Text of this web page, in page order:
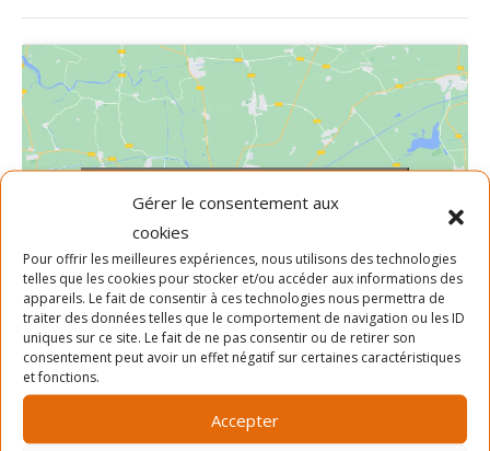
Gérer le consentement aux
cookies
Pour offrir les meilleures expériences, nous utilisons des technologies
telles que les cookies pour stocker et/ou accéder aux informations des
appareils. Le fait de consentir à ces technologies nous permettra de
traiter des données telles que le comportement de navigation ou les ID
uniques sur ce site. Le fait de ne pas consentir ou de retirer son
consentement peut avoir un effet négatif sur certaines caractéristiques
et fonctions.
Accepter
LIEU
Centre Gabrielle-et-Marcel-Lapalme
Cliquez pour accepter les cookies